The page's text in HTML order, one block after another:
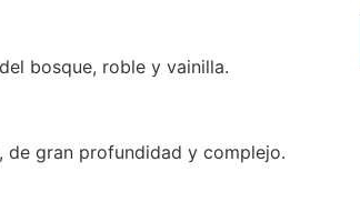
bosque, roble y vainilla.
de gran profundidad y complejo.